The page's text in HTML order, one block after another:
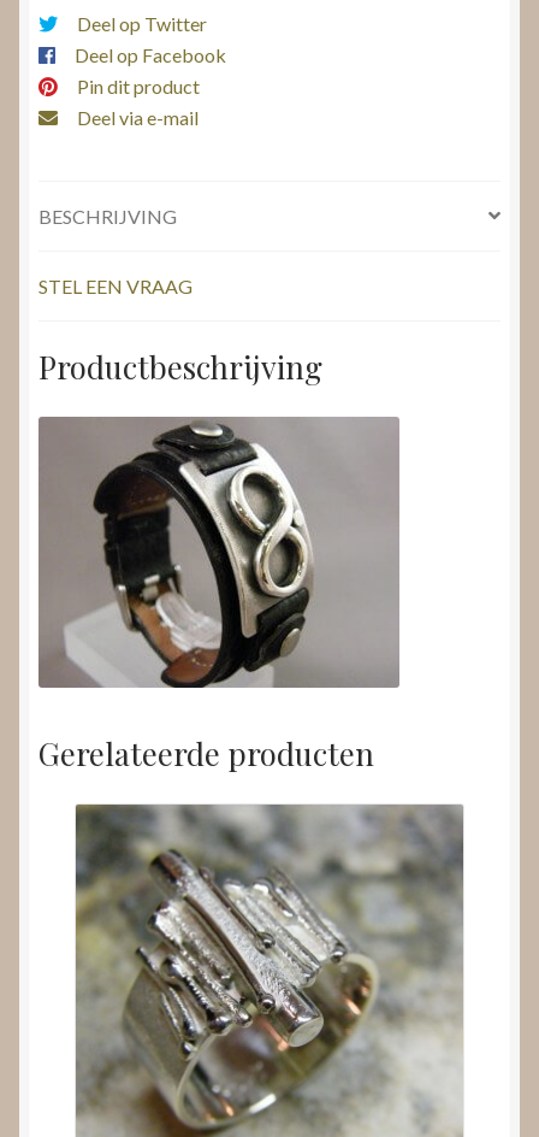
Deel op Twitter
Deel op Facebook
Pin dit product
Deel via e-mail
BESCHRIJVING
STEL EEN VRAAG
Productbeschrijving
Gerelateerde producten